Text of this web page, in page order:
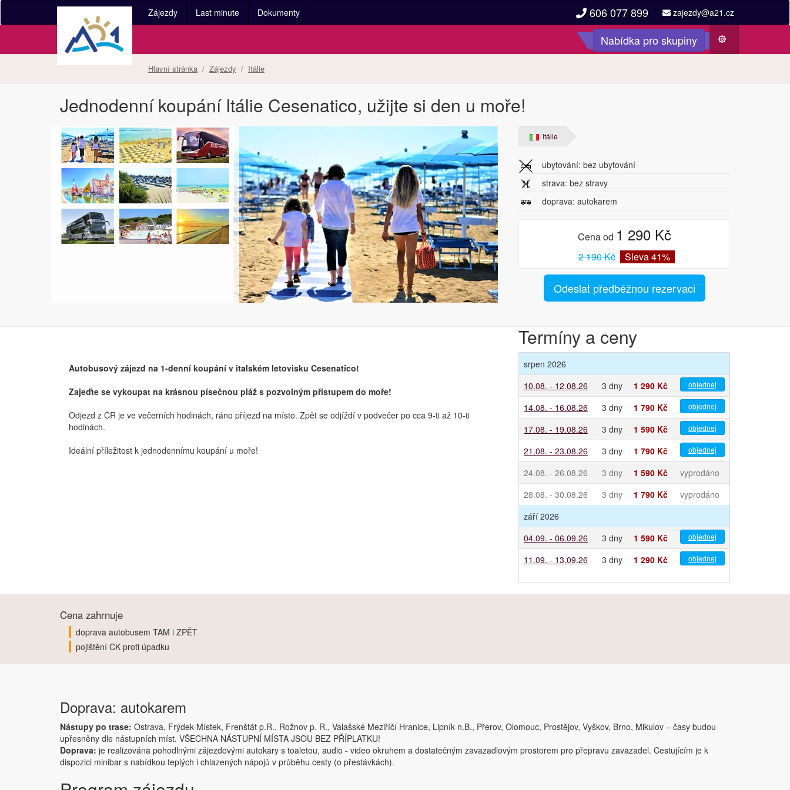
606 077 899 zajezdy@a21.cz
Zájezdy Last minute Dokumenty
Nabídka pro skupiny
Hlavní stránka Zájezdy Itálie
Jednodenní koupání Itálie Cesenatico, užijte si den u moře!
Itálie
ubytování: bez ubytování
strava: bez stravy
doprava: autokarem
Cena od 1 290 Kč
2 190 Kč Sleva 41%
Odeslat předběžnou rezervaci
Termíny a ceny
srpen 2026
10.08. - 12.08.26
3 dny 1 290 Kč objednej
14.08. - 16.08.26 3 dny 1 790 Kč objednej
17.08. - 19.08.26 3 dny 1 590 Kč objednej
21.08. - 23.08.26 3 dny 1 790 Kč objednej
24.08. - 26.08.26 3 dny 1 590 Kč
vyprodáno
28.08. - 30.08.26
3 dny 1 790 Kč
vyprodáno
září 2026
04.09. - 06.09.26
3 dny 1 590 Kč objednej
11.09. - 13.09.26 3 dny 1 290 Kč objednej
Autobusový zájezd na 1-denní koupání v italském letovisku Cesenatico!
Zajeďte se vykoupat na krásnou písečnou pláž s pozvolným přístupem do moře!
Odjezd z ČR je ve večerních hodinách, ráno příjezd na místo. Zpět se odjíždí v podvečer po cca 9-ti až 10-ti
hodinách.
Ideální příležitost k jednodennímu koupání u moře!
Cena zahrnuje
doprava autobusem TAM i ZPĚT
pojištění CK proti úpadku
Doprava: autokarem
Nástupy po trase: Ostrava, Frýdek-Místek, Frenštát p.R., Rožnov p. R., Valašské Meziříčí Hranice, Lipník n.B., Přerov, Olomouc, Prostějov, Vyškov, Brno, Mikulov – časy budou
upřesněny dle nástupních míst. VŠECHNA NÁSTUPNÍ MÍSTA JSOU BEZ PŘÍPLATKU!
Doprava: je realizována pohodlnými zájezdovými autokary s toaletou, audio - video okruhem a dostatečným zavazadlovým prostorem pro přepravu zavazadel. Cestujícím je k
dispozici minibar s nabídkou teplých i chlazených nápojů v průběhu cesty (o přestávkách).